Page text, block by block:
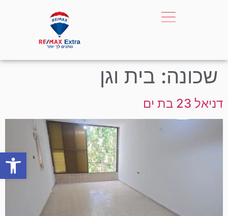
פתח
שכונה: בית וגן
דניאל 23 בת ים